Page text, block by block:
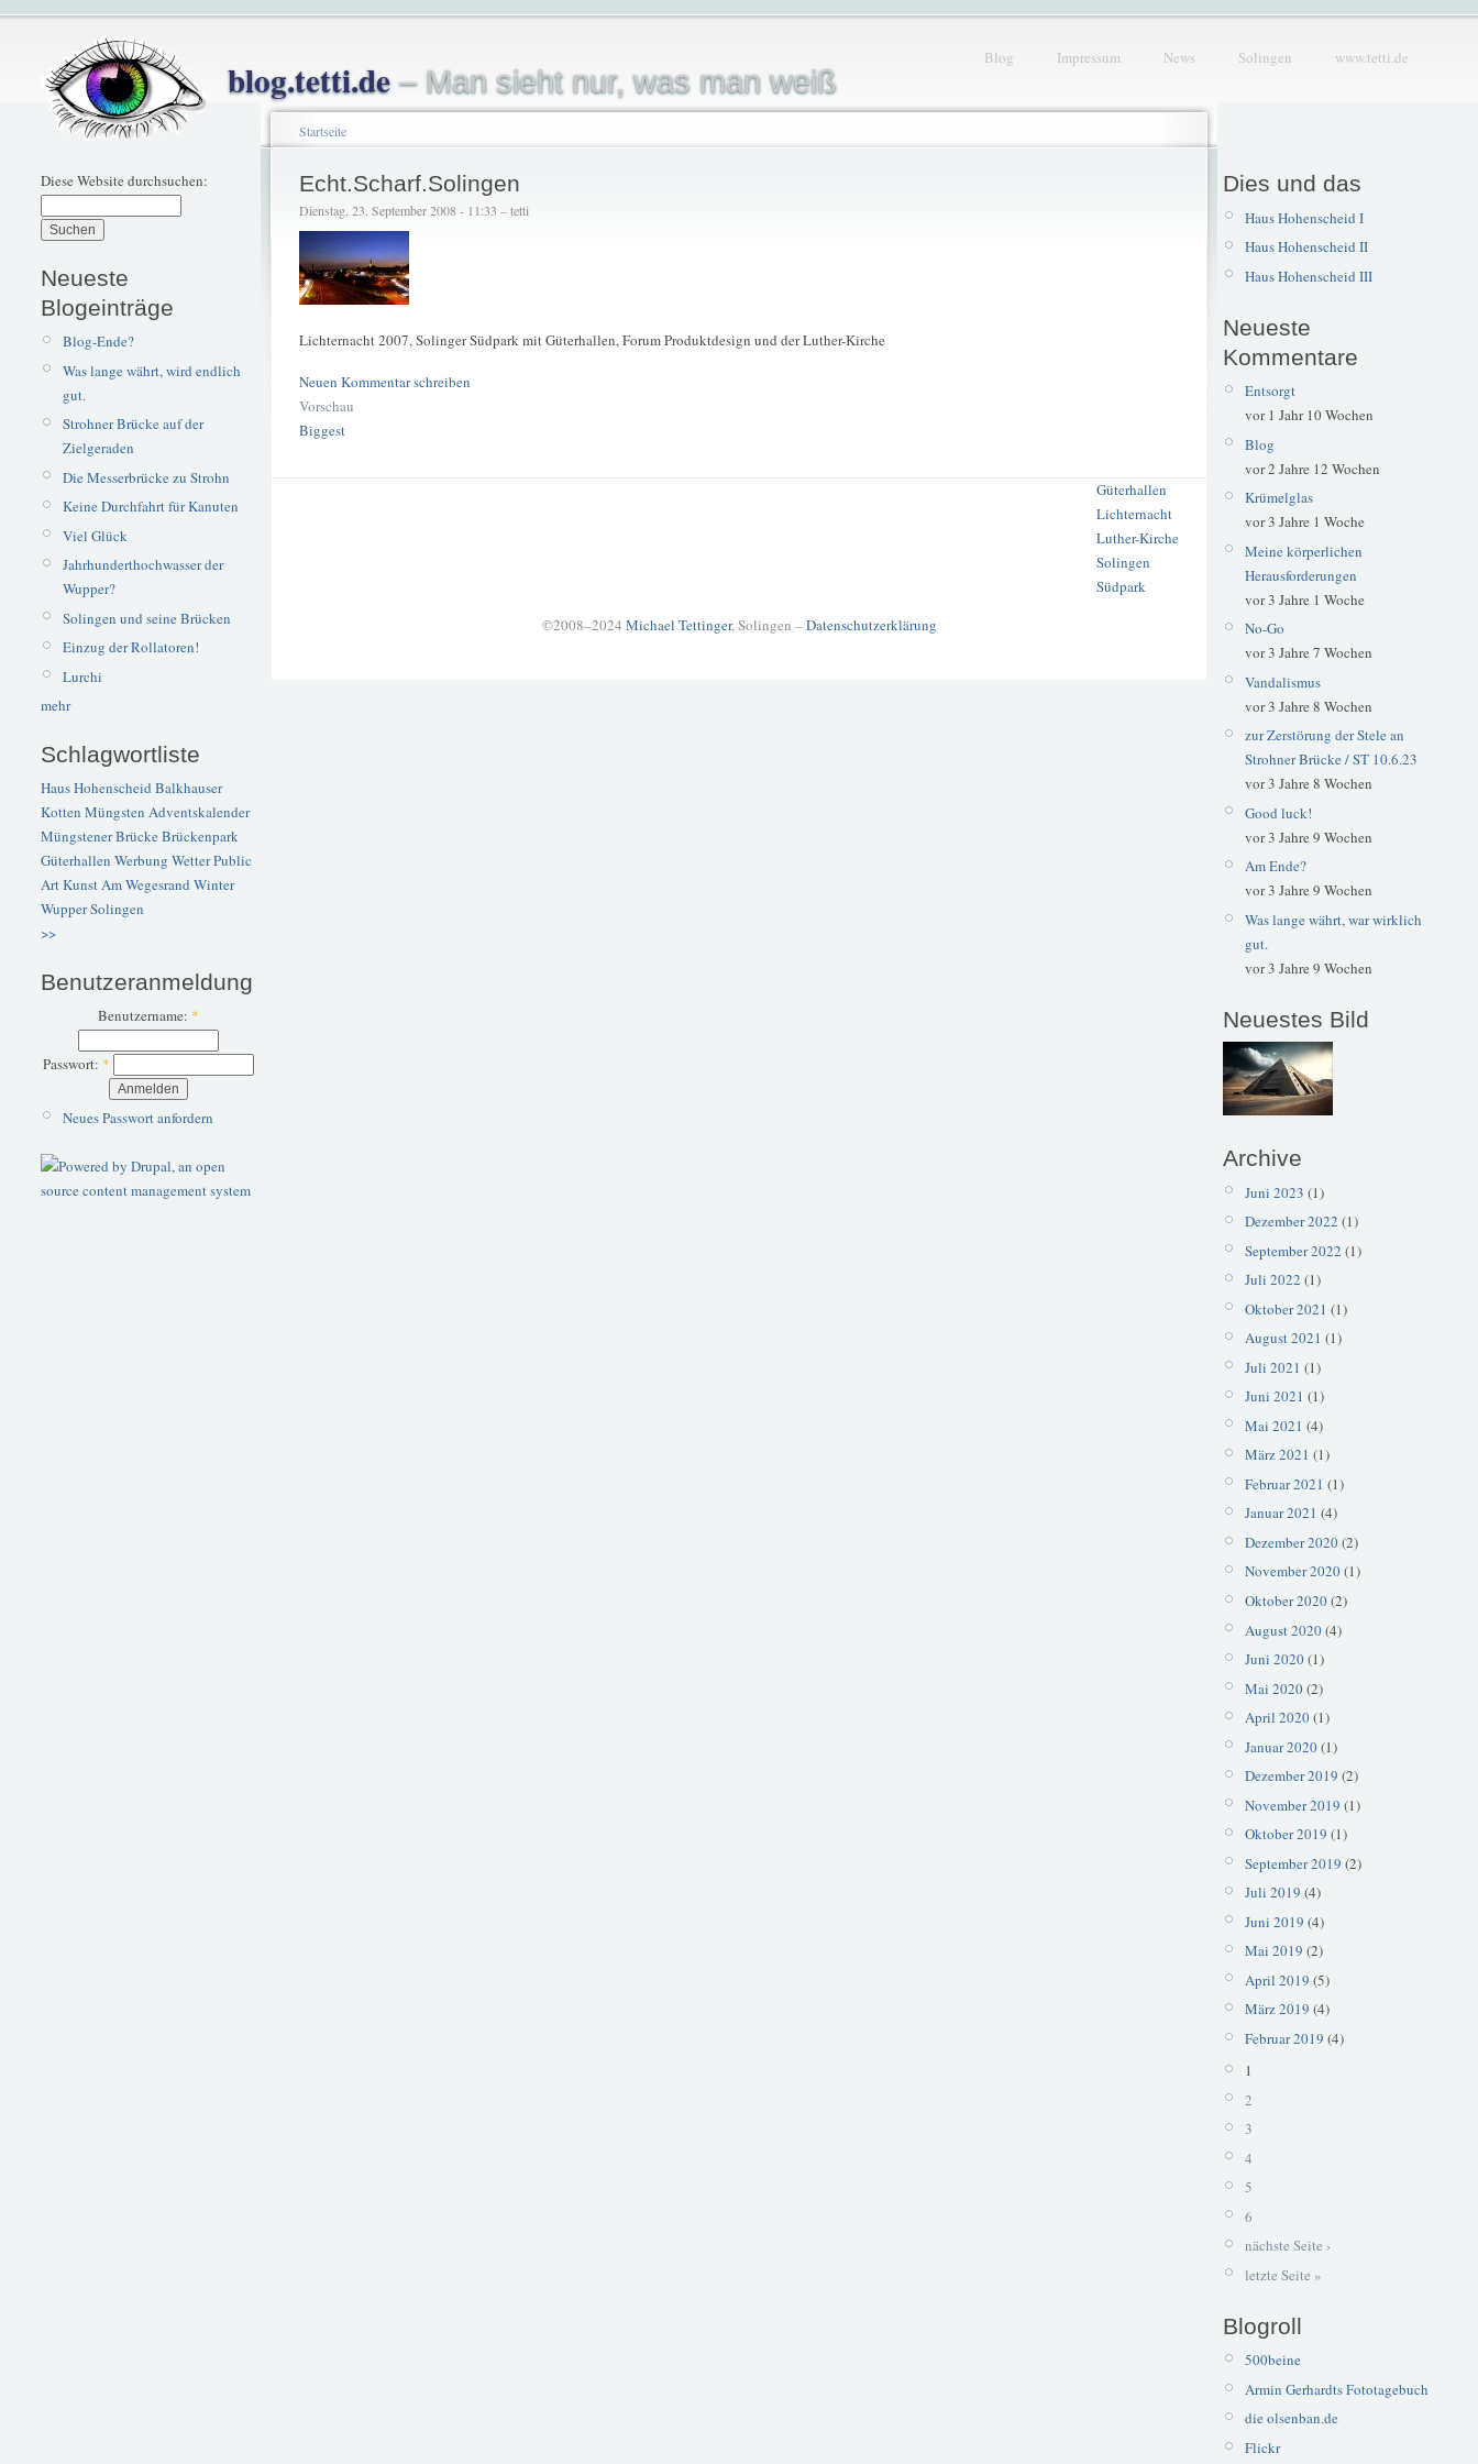
blog.tetti.de– Man sieht nur, was man weiß
Blog Impressum News Solingen www.tetti.de
Diese Website durchsuchen:
Neueste
Blogeinträge
Blog-Ende?
Was lange währt, wird endlich
gut.
Strohner Brücke auf der
Zielgeraden
Die Messerbrücke zu Strohn
Keine Durchfahrt für Kanuten
Viel Glück
Jahrhunderthochwasser der
Wupper?
Solingen und seine Brücken
Einzug der Rollatoren!
Lurchi
mehr
Schlagwortliste
Haus Hohenscheid Balkhauser
Kotten Müngsten Adventskalender
Müngstener BrückeBrückenpark
Güterhallen Werbung WetterPublic
ArtKunstAm Wegesrand Winter
WupperSolingen
>>
Benutzeranmeldung
Benutzername: *
Passwort: *
Neues Passwort anfordern
Startseite
Echt.Scharf.Solingen
Dienstag, 23. September 2008 - 11:33 – tetti
Lichternacht 2007, Solinger Südpark mit Güterhallen, Forum Produktdesign und der Luther-Kirche
Neuen Kommentar schreiben
Vorschau
Biggest
Güterhallen
Lichternacht
Luther-Kirche
Solingen
Südpark
©2008–2024 Michael Tettinger, Solingen –Datenschutzerklärung
Dies und das
Haus Hohenscheid I
Haus Hohenscheid II
Haus Hohenscheid III
Neueste
Kommentare
Entsorgt
vor 1 Jahr 10 Wochen
Blog
vor 2 Jahre 12 Wochen
Krümelglas
vor 3 Jahre 1 Woche
Meine körperlichen
Herausforderungen
vor 3 Jahre 1 Woche
No-Go
vor 3 Jahre 7 Wochen
Vandalismus
vor 3 Jahre 8 Wochen
zur Zerstörung der Stele an
Strohner Brücke / ST 10.6.23
vor 3 Jahre 8 Wochen
Good luck!
vor 3 Jahre 9 Wochen
Am Ende?
vor 3 Jahre 9 Wochen
Was lange währt, war wirklich
gut.
vor 3 Jahre 9 Wochen
Neuestes Bild
Archive
Juni 2023 (1)
Dezember 2022 (1)
September 2022 (1)
Juli 2022 (1)
Oktober 2021 (1)
August 2021 (1)
Juli 2021 (1)
Juni 2021 (1)
Mai 2021 (4)
März 2021 (1)
Februar 2021 (1)
Januar 2021 (4)
Dezember 2020(2)
November 2020(1)
Oktober 2020(2)
August 2020(4)
Juni 2020(1)
Mai 2020(2)
April 2020(1)
Januar 2020(1)
Dezember 2019 (2)
November 2019 (1)
Oktober 2019 (1)
September 2019 (2)
Juli 2019 (4)
Juni 2019 (4)
Mai 2019 (2)
April 2019 (5)
März 2019 (4)
Februar 2019 (4)
1
2
3
4
5
6
nächste Seite ›
letzte Seite »
Blogroll
500beine
Armin Gerhardts Fototagebuch
die olsenban.de
Flickr